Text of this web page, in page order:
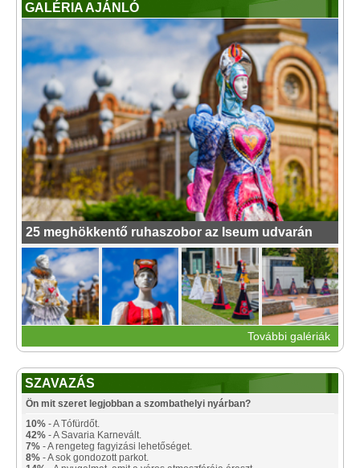
GALÉRIA AJÁNLÓ
25 meghökkentő ruhaszobor az Iseum udvarán
További galériák
SZAVAZÁS
Ön mit szeret legjobban a szombathelyi nyárban?
10% - A Tófürdőt.
42% - A Savaria Karnevált.
7% - A rengeteg fagyizási lehetőséget.
8% - A sok gondozott parkot.